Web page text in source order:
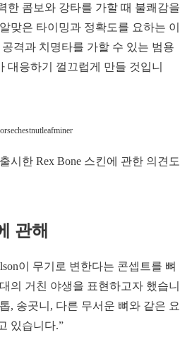
한 콤보와 강타를 가할 때 불쾌감을
맞은 타이밍과 정확도를 요하는 이
격과 치명타를 가할 수 있는 범용
대응하기 껄끄럽게 만들 것입니
시한 Rex Bone 스킨에 관한 의견도
관해
이 무기로 변한다는 콘셉트를 뼈
의 거친 야생을 표현하고자 했습니
, 송곳니, 다른 무서운 뼈와 같은 요
있습니다.”